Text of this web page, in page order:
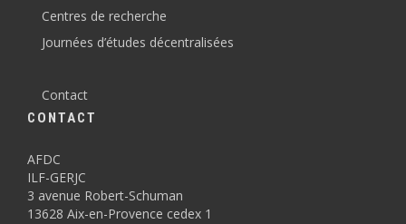
Centres de recherche
Journées d’études décentralisées
Contact
CONTACT
AFDC
ILF-GERJC
3 avenue Robert-Schuman
13628 Aix-en-Provence cedex 1